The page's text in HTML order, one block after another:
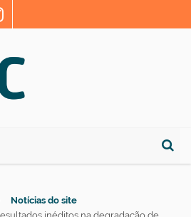
Busca
Notícias do site